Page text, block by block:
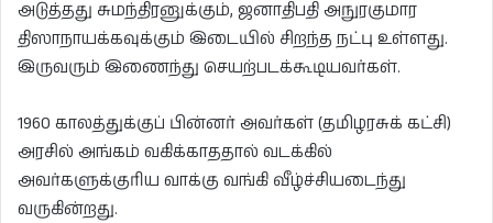
அடுத்தது சுமந்திரனுக்கும், ஜனாதிபதி அநுரகுமார
திஸாநாயக்கவுக்கும் இடையில் சிறந்த நட்பு உள்ளது.
இருவரும் இணைந்து செயற்படக்கூடியவர்கள்.
1960 காலத்துக்குப் பின்னர் அவர்கள் (தமிழரசுக் கட்சி)
அரசில் அங்கம் வகிக்காததால் வடக்கில்
அவர்களுக்குரிய வாக்கு வங்கி வீழ்ச்சியடைந்து
வருகின்றது.